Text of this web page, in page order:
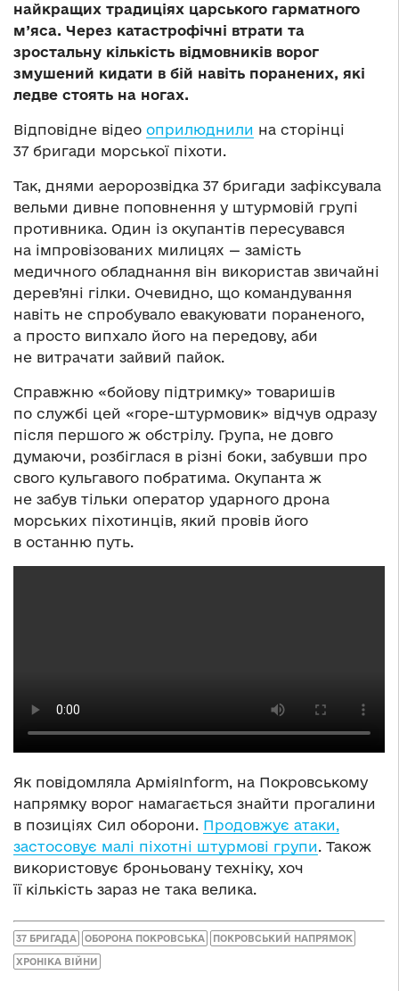
найкращих традиціях царського гарматного
м’яса. Через катастрофічні втрати та
зростальну кількість відмовників ворог
змушений кидати в бій навіть поранених, які
ледве стоять на ногах.
Відповідне відео оприлюднили на сторінці
37 бригади морської піхоти.
Так, днями аеророзвідка 37 бригади зафіксувала
вельми дивне поповнення у штурмовій групі
противника. Один із окупантів пересувався
на імпровізованих милицях — замість
медичного обладнання він використав звичайні
дерев’яні гілки. Очевидно, що командування
навіть не спробувало евакуювати пораненого,
а просто випхало його на передову, аби
не витрачати зайвий пайок.
Справжню «бойову підтримку» товаришів
по службі цей «горе-штурмовик» відчув одразу
після першого ж обстрілу. Група, не довго
думаючи, розбіглася в різні боки, забувши про
свого кульгавого побратима. Окупанта ж
не забув тільки оператор ударного дрона
морських піхотинців, який провів його
в останню путь.
Як повідомляла АрміяInform, на Покровському
напрямку ворог намагається знайти прогалини
в позиціях Сил оборони. Продовжує атаки,
застосовує малі піхотні штурмові групи. Також
використовує броньовану техніку, хоч
її кількість зараз не така велика.
37 БРИГАДА ОБОРОНА ПОКРОВСЬКА ПОКРОВСЬКИЙ НАПРЯМОК
ХРОНІКА ВІЙНИ